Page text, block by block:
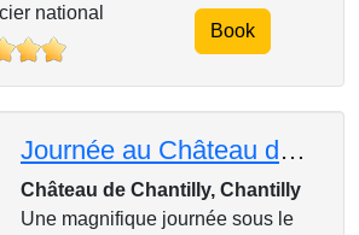
national
Book
Journée au Château de Chantilly
Château de Chantilly, Chantilly
Une magnifique journée sous le